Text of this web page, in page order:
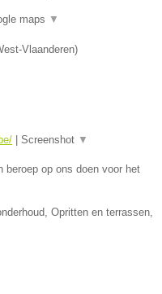
maps ▼
Vlaanderen)
Screenshot ▼
beroep op ons doen voor het
Opritten en terrassen,